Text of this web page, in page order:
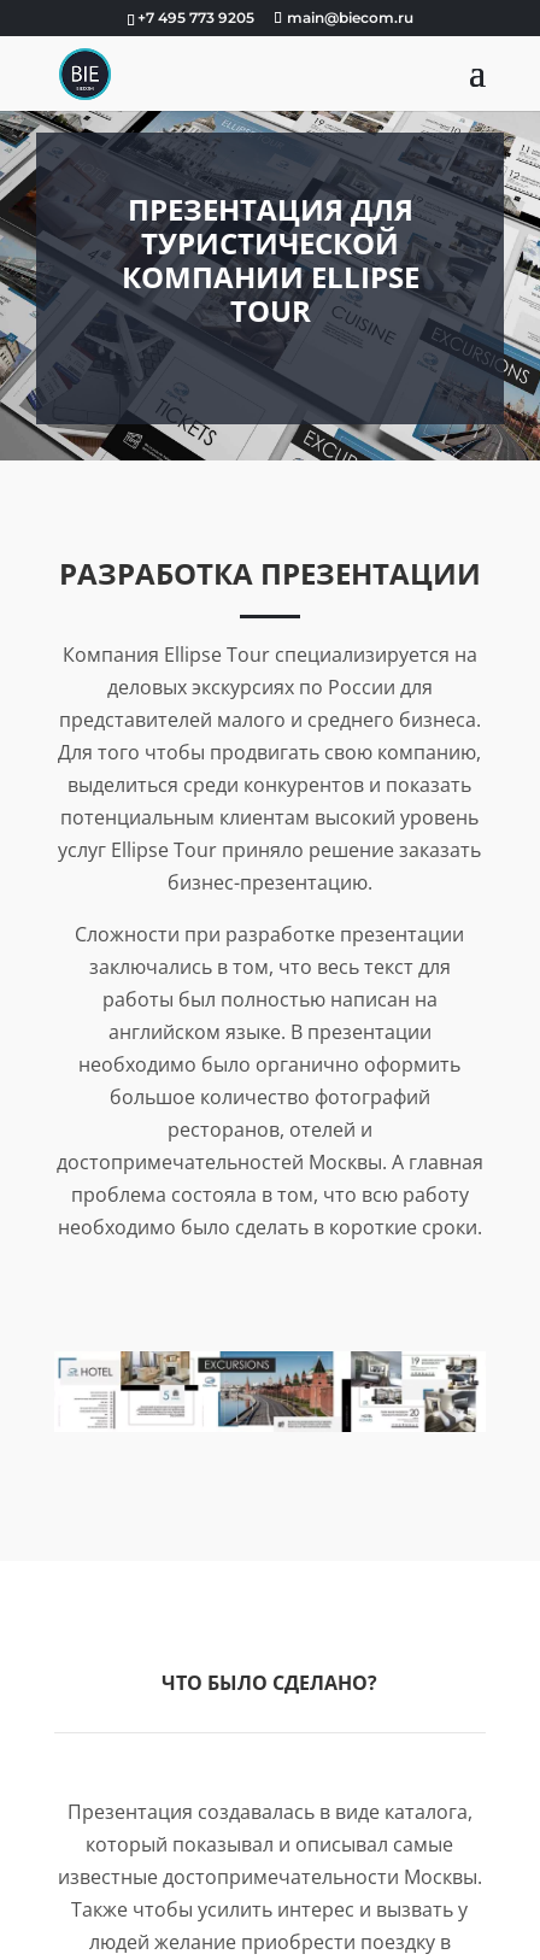
+7 495 773 9205 main@biecom.ru
ПРЕЗЕНТАЦИЯ ДЛЯ
ТУРИСТИЧЕСКОЙ
КОМПАНИИ ELLIPSE
TOUR
РАЗРАБОТКА ПРЕЗЕНТАЦИИ
Компания Ellipse Tour специализируется на
деловых экскурсиях по России для
представителей малого и среднего бизнеса.
Для того чтобы продвигать свою компанию,
выделиться среди конкурентов и показать
потенциальным клиентам высокий уровень
услуг Ellipse Tour приняло решение заказать
бизнес-презентацию.
Сложности при разработке презентации
заключались в том, что весь текст для
работы был полностью написан на
английском языке. В презентации
необходимо было органично оформить
большое количество фотографий
ресторанов, отелей и
достопримечательностей Москвы. А главная
проблема состояла в том, что всю работу
необходимо было сделать в короткие сроки.
ЧТО БЫЛО СДЕЛАНО?
Презентация создавалась в виде каталога,
который показывал и описывал самые
известные достопримечательности Москвы.
Также чтобы усилить интерес и вызвать у
людей желание приобрести поездку в